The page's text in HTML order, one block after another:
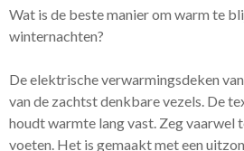
Wat is de beste manier om warm te
winternachten?
De elektrische verwarmingsdeken
van de zachtst denkbare vezels. De
houdt warmte lang vast. Zeg vaarwel
voeten. Het is gemaakt met een